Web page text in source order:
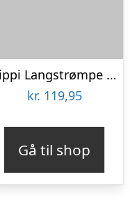
Pippi Langstrømpe – Puslespil Klodser – 12 Klodser
kr. 119,95
Gå til shop